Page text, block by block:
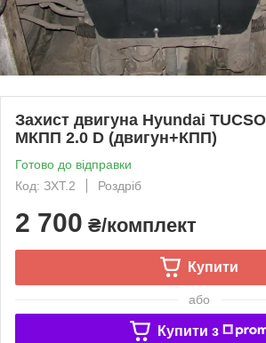
Захист двигуна Hyundai
МКПП 2.0 D (двигун+КПП)
Готово до відправки
Код: ЗХТ.2
Роздріб
2 700 ₴/комплект
Купити
або
Купити з